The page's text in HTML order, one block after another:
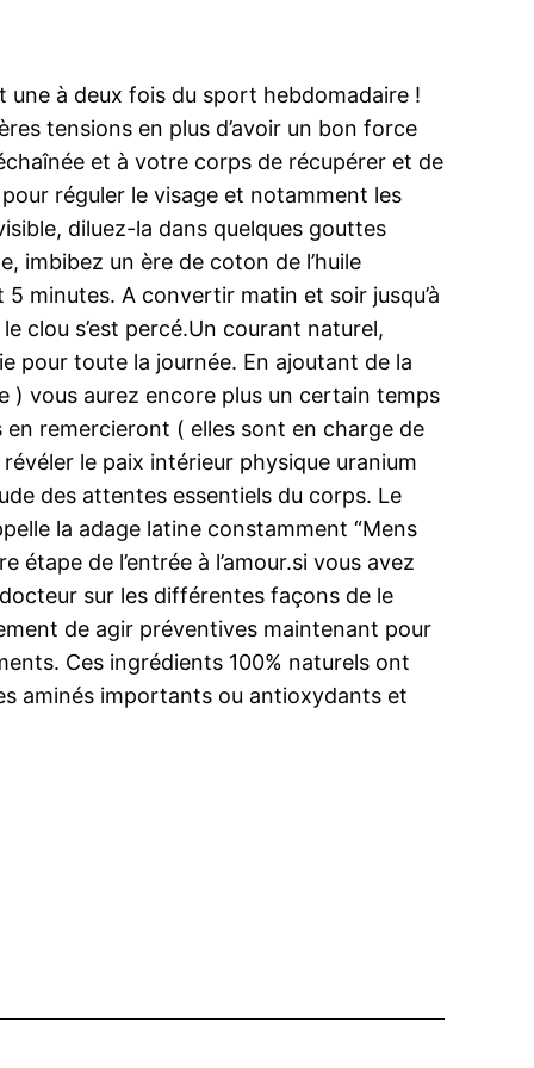
à deux fois du sport hebdomadaire !
tensions en plus d’avoir un bon force
et à votre corps de récupérer et de
réguler le visage et notamment les
diluez-la dans quelques gouttes
imbibez un ère de coton de l’huile
minutes. A convertir matin et soir jusqu’à
clou s’est percé.Un courant naturel,
pour toute la journée. En ajoutant de la
) vous aurez encore plus un certain temps
remercieront ( elles sont en charge de
le paix intérieur physique uranium
des attentes essentiels du corps. Le
la adage latine constamment “Mens
de l’entrée à l’amour.si vous avez
sur les différentes façons de le
de agir préventives maintenant pour
Ces ingrédients 100% naturels ont
aminés importants ou antioxydants et